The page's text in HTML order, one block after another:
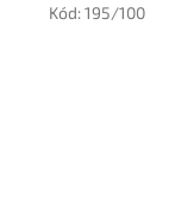
Kód:195/100